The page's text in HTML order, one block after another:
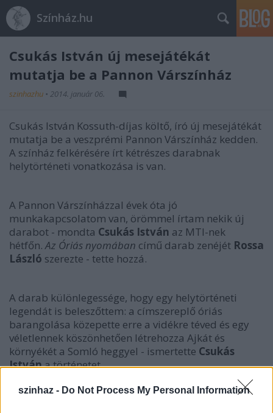
szinhaz - Do Not Process My Personal Information
Színház.hu
Csukás István új mesejátékát
mutatja be a Pannon Várszínház
szinhazhu • 2014. január 06.
Csukás István Kossuth-díjas költő, író új mesejátékát
mutatja be a veszprémi Pannon Várszínház kedden.
A színház felkérésére írt kétrészes darabnak
helytörténeti vonatkozása is van.
A Pannon Várszínházzal évek óta jó
munkakapcsolatom van, örömmel írtam nekik új
darabot - mondta Csukás István az MTI-nek
hétfőn.Az Óriás nyomában című darab zenéjét Rossa
László szerezte - tette hozzá.
A darab különlegessége, hogy egy helytörténeti
legendát is beleszőttem: a címszereplő óriás
barangolása közepette erre a vidékre téved és egy
véletlennek köszönhetően létrehozza Ajkát és
környékét a Somló heggyel - ismertette Csukás
Istvána történetet.